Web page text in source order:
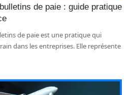
de paie : guide pratique
de paie est une pratique qui
dans les entreprises. Elle représente